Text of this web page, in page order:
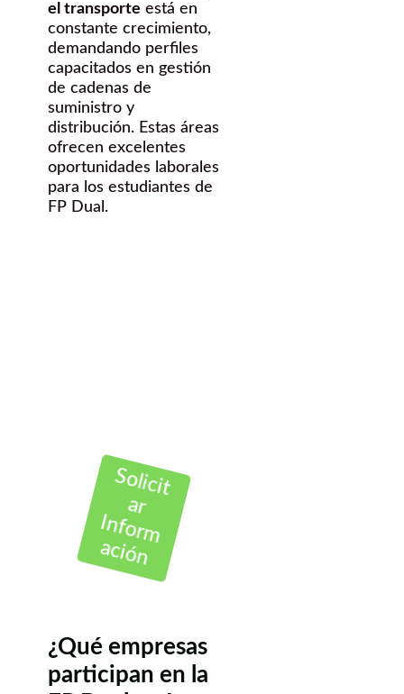
el transporte está en
constante crecimiento,
demandando perfiles
capacitados en gestión
de cadenas de
suministro y
distribución. Estas áreas
ofrecen excelentes
oportunidades laborales
para los estudiantes de
FP Dual.
Solicit
ar
Inform
ación
¿Qué empresas
participan en la